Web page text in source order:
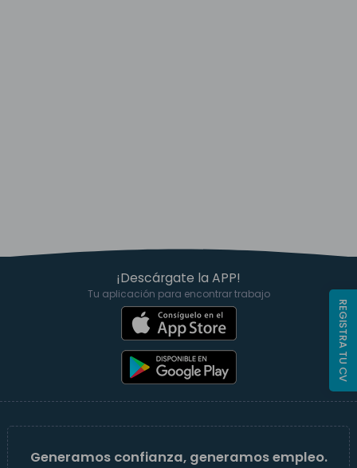
¡Descárgate la APP!
Tu aplicación para encontrar trabajo
Generamos confianza, generamos empleo.
REGISTRA TU CV